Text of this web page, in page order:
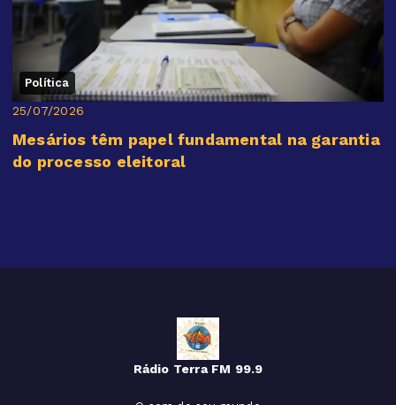
Política
25/07/2026
Mesários têm papel fundamental na garantia
do processo eleitoral
Rádio Terra FM 99.9